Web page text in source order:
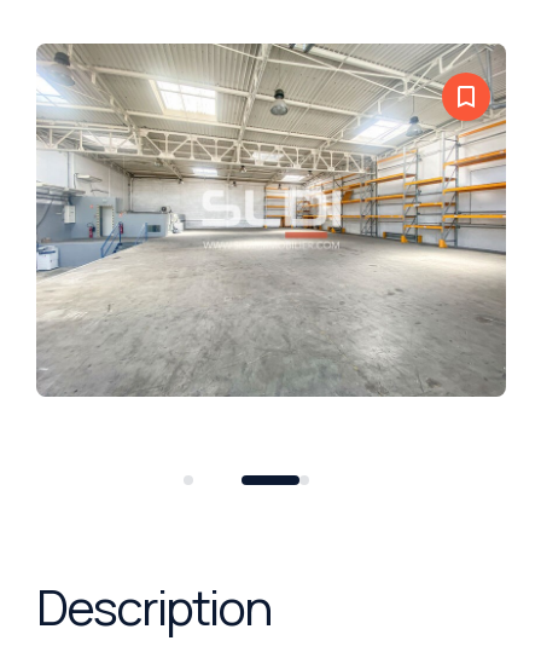
bookmark_border
Description